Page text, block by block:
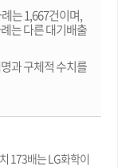
는 1,667건이며,
는 다른 대기배출
과 구체적 수치를
173배는 LG화학이